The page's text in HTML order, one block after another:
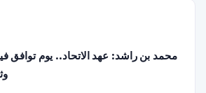
محمد بن راشد: عهد الاتحاد.. يوم توافق